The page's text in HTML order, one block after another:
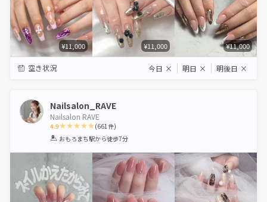
¥11,000 ¥11,000 ¥11,000
空き状況 今日 × 明日 × 明後日 ×
Nailsalon_RAVE
Nailsalon RAVE
4.9
1 2 3 4 5
(661件)
おもろまち駅から徒歩7分